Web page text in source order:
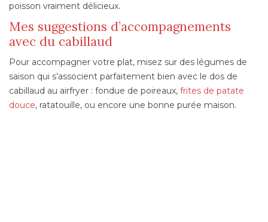
poisson vraiment délicieux.
Mes suggestions d’accompagnements
avec du cabillaud
Pour accompagner votre plat, misez sur des légumes de
saison qui s’associent parfaitement bien avec le dos de
cabillaud au airfryer : fondue de poireaux, frites de patate
douce, ratatouille, ou encore une bonne purée maison.